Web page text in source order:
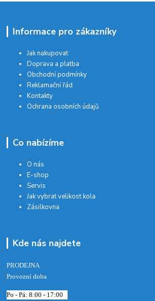
Informace pro zákazníky
Jak nakupovat
Doprava a platba
Obchodní podmínky
Reklamační řád
Kontakty
Ochrana osobních údajů
Co nabízíme
O nás
E-shop
Servis
Jak vybrat velikost kola
Zásilkovna
Kde nás najdete
PRODEJNA
Provozní doba
Po - Pá: 8:00 - 17:00